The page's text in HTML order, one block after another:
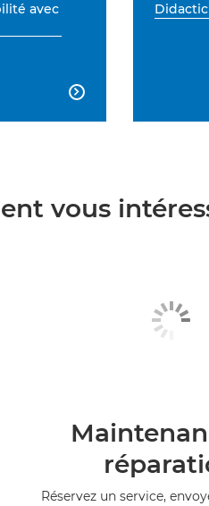
avec

vous
Réservez un service,